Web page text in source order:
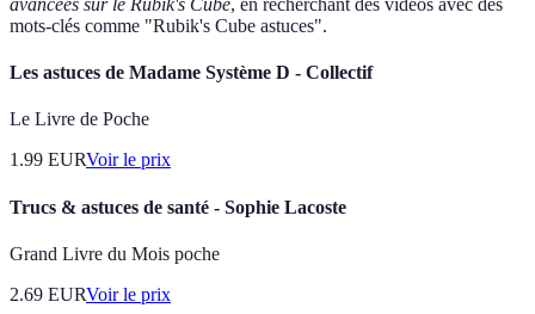
mots-clés comme "Rubik's Cube astuces".
Les astuces de Madame Système D - Collectif
Le Livre de Poche
1.99 EURVoir le prix
Trucs & astuces de santé - Sophie Lacoste
Grand Livre du Mois poche
2.69 EURVoir le prix